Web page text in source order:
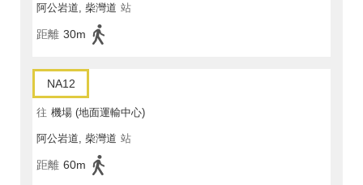
阿公岩道, 柴灣道 站
距離 30m
NA12
往 機場 (地面運輸中心)
阿公岩道, 柴灣道 站
距離 60m